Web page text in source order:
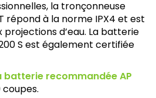
la tronçonneuse
répond à la norme IPX4 et est
d’eau. La batterie
S est également certifiée
recommandée AP
coupes.